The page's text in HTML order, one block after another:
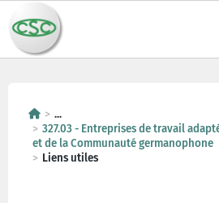
...
327.03 - Entreprises de travail
et de la Communauté germanophone
Liens utiles